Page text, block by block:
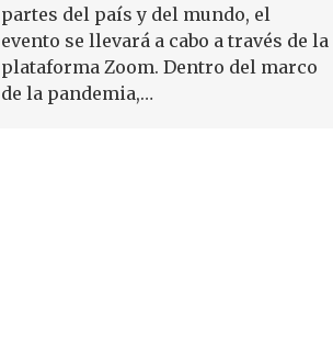
partes del país y del mundo, el
evento se llevará a cabo a través de la
plataforma Zoom. Dentro del marco
de la pandemia,…